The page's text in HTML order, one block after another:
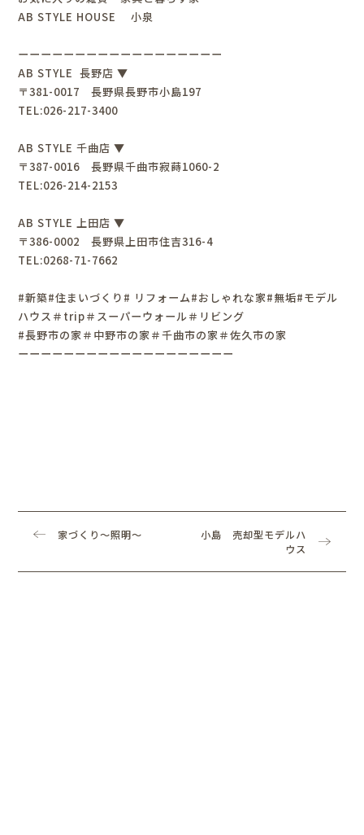
AB STYLE HOUSE 小泉
ーーーーーーーーーーーーーーーーーー
AB STYLE 長野店 ▼
〒381-0017 長野県長野市小島197
TEL:026-217-3400
AB STYLE 千曲店 ▼
〒387-0016 長野県千曲市寂蒔1060-2
TEL:026-214-2153
AB STYLE 上田店 ▼
〒386-0002 長野県上田市住吉316-4
TEL:0268-71-7662
#新築#住まいづくり# リフォーム#おしゃれな家#無垢#モデル
ハウス＃trip＃スーパーウォール＃リビング
#長野市の家＃中野市の家＃千曲市の家＃佐久市の家
ーーーーーーーーーーーーーーーーーーー
家づくり～照明～
小島 売却型モデルハ
ウス